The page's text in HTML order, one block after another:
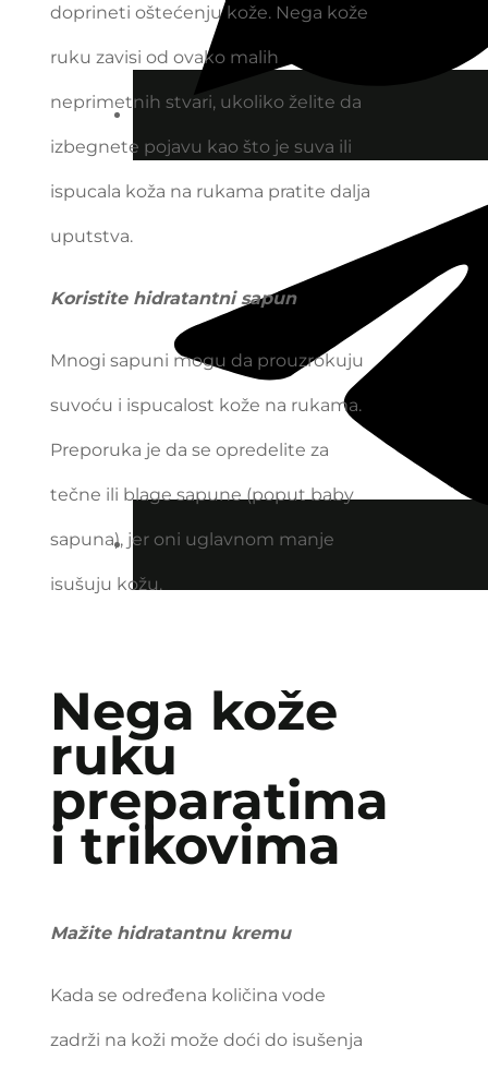
doprineti oštećenju kože. Nega kože
ruku zavisi od ovako malih
neprimetnih stvari, ukoliko želite da
izbegnete pojavu kao što je suva ili
ispucala koža na rukama pratite dalja
uputstva.
Koristite hidratantni sapun
Mnogi sapuni mogu da prouzrokuju
suvoću i ispucalost kože na rukama.
Preporuka je da se opredelite za
tečne ili blage sapune (poput baby
sapuna), jer oni uglavnom manje
isušuju kožu.
Nega kože
ruku
preparatima
i trikovima
Mažite hidratantnu kremu
Kada se određena količina vode
zadrži na koži može doći do isušenja